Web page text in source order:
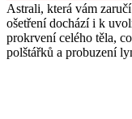
Astrali, která vám
ošetření dochází i k
prokrvení celého těla,
polštářků a probuzení